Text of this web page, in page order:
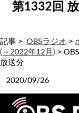
第1332回
記事 > OBSラジオ >
(～2022年12月) >
放送分
2020/09/26